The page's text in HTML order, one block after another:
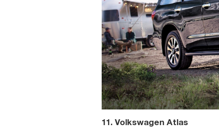
11. Volkswagen Atlas